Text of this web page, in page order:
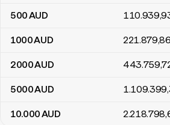
500AUD 110.939
1000AUD 221.879,86
2000AUD 443.759
5000AUD 1.109.399
10.000AUD 2.218.798